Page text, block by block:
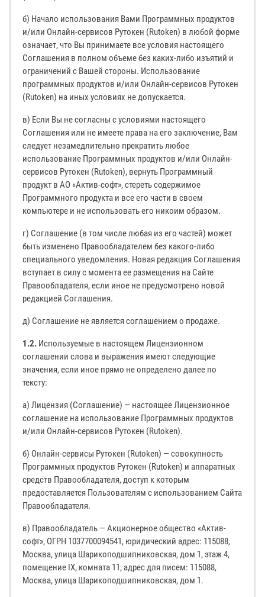
б) Начало использования Вами Программных продуктов
и/или Онлайн-сервисов Рутокен (Rutoken) в любой форме
означает, что Вы принимаете все условия настоящего
Соглашения в полном объеме без каких-либо изъятий и
ограничений с Вашей стороны. Использование
программных продуктов и/или Онлайн-сервисов Рутокен
(Rutoken) на иных условиях не допускается.
в) Если Вы не согласны с условиями настоящего
Соглашения или не имеете права на его заключение, Вам
следует незамедлительно прекратить любое
использование Программных продуктов и/или Онлайн-
сервисов Рутокен (Rutoken), вернуть Программный
продукт в АО «Актив-софт», стереть содержимое
Программного продукта и все его части в своем
компьютере и не использовать его никоим образом.
г) Соглашение (в том числе любая из его частей) может
быть изменено Правообладателем без какого-либо
специального уведомления. Новая редакция Соглашения
вступает в силу с момента ее размещения на Сайте
Правообладателя, если иное не предусмотрено новой
редакцией Соглашения.
д) Соглашение не является соглашением о продаже.
1.2. Используемые в настоящем Лицензионном
соглашении слова и выражения имеют следующие
значения, если иное прямо не определено далее по
тексту:
а) Лицензия (Соглашение) — настоящее Лицензионное
соглашение на использование Программных продуктов
и/или Онлайн-сервисов Рутокен (Rutoken).
б) Онлайн-сервисы Рутокен (Rutoken) — совокупность
Программных продуктов Рутокен (Rutoken) и аппаратных
средств Правообладателя, доступ к которым
предоставляется Пользователям с использованием Сайта
Правообладателя.
в) Правообладатель — Акционерное общество «Актив-
софт», ОГРН 1037700094541, юридический адрес: 115088,
Москва, улица Шарикоподшипниковская, дом 1, этаж 4,
помещение IX, комната 11, адрес для писем: 115088,
Москва, улица Шарикоподшипниковская, дом 1.